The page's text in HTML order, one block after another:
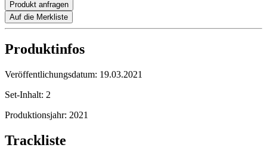
Produkt anfragen
Auf die Merkliste
Produktinfos
Veröffentlichungsdatum: 19.03.2021
Set-Inhalt: 2
Produktionsjahr: 2021
Trackliste